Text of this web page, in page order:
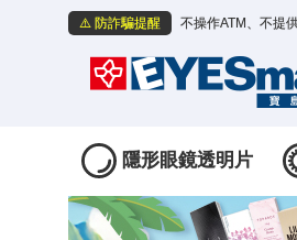
⚠️ 防詐騙提醒 不操作ATM、不提
隱形眼鏡透明片